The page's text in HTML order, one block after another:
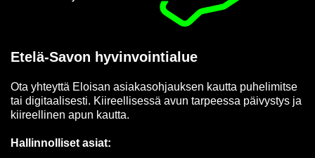
Etelä-​Savon hy­vin­voin­tia­lue
Ota yh­teyt­tä Eloi­san asia­kas­oh­jauk­sen kaut­ta pu­he­li­mit­se
tai di­gi­taa­li­ses­ti. Kii­reel­li­ses­sä avun tar­pees­sa päi­vys­tys ja
kii­reel­li­nen apun kaut­ta.
Hal­lin­nol­li­set asiat: